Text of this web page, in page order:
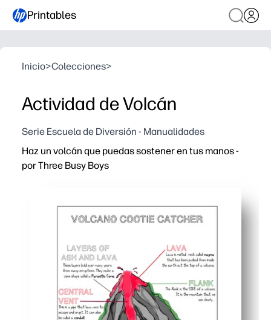
Printables
Inicio>Colecciones>
Actividad de Volcán
Serie Escuela de Diversión - Manualidades
Haz un volcán que puedas sostener en tus manos -
por Three Busy Boys